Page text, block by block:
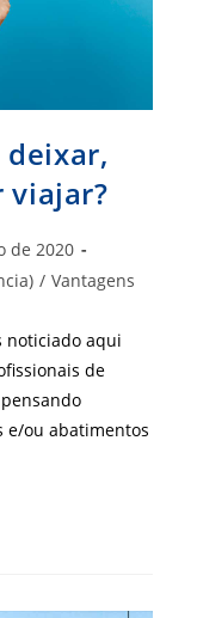
deixar,
viajar?
de 2020
/ Vantagens
noticiado aqui
de
e/ou abatimentos